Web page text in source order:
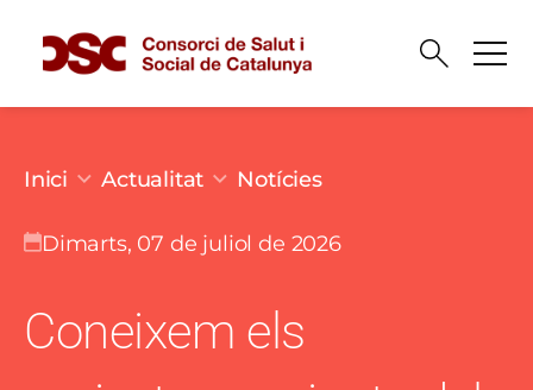
Fil d'ariadna
Inici Actualitat Notícies
dimarts, 07 de juliol de 2026
Coneixem els